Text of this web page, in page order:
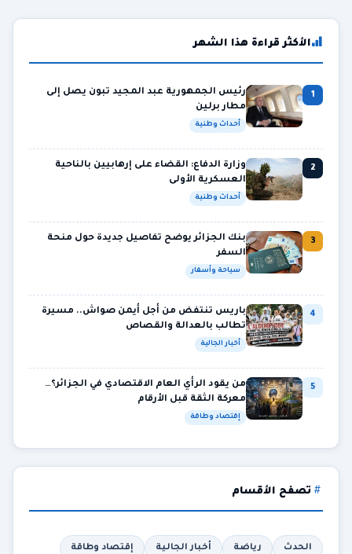
الأكثر قراءة هذا الشهر
1
رئيس الجمهورية عبد المجيد تبون يصل إلى
مطار برلين
أحداث وطنية
2
وزارة الدفاع: القضاء على إرهابيين بالناحية
العسكرية الأولى
أحداث وطنية
3
بنك الجزائر يوضح تفاصيل جديدة حول منحة
السفر
سياحة وأسفار
4
باريس تنتفض من أجل أيمن صواش.. مسيرة
تطالب بالعدالة والقصاص
أخبار الجالية
5
من يقود الرأي العام الاقتصادي في الجزائر؟…
معركة الثقة قبل الأرقام
إقتصاد وطاقة
تصفح الأقسام
الحدث رياضة أخبار الجالية إقتصاد وطاقة